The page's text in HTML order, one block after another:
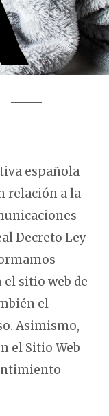
española
relación a la
Decreto Ley
sitio web de
el
Asimismo,
el Sitio Web